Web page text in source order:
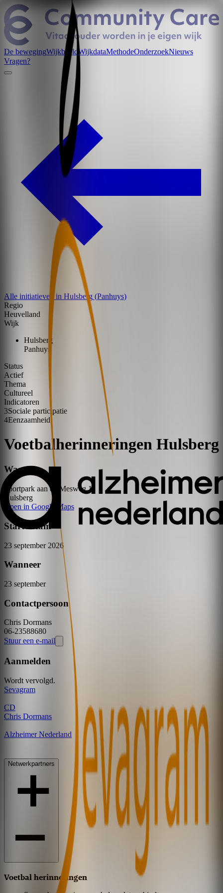
De bewegingWijkbeeld WijkdataMethodeOnderzoekNieuws
Vragen?
Alle initiatieven in Hulsberg (Panhuys)
Regio
Heuvelland
Wijk
Hulsberg
Panhuys
Status
Actief
Thema
Cultureel
Indicatoren
3Sociale participatie
4Eenzaamheid
Voetbalherinneringen Hulsberg
Waar
Sportpark aan de Mesweg 1
Hulsberg
Open in Google Maps
Startdatum
23 september 2026
Wanneer
23 september
Contactpersoon
Chris Dormans
06-23588680
Stuur een e-mail
Aanmelden
Wordt vervolgd.
Sevagram
CD
Chris Dormans
Alzheimer Nederland
Netwerkpartners
Voetbal herinneringen